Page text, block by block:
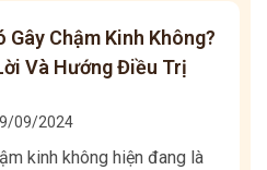
Gây Chậm Kinh Không?
Và Hướng Điều Trị
09/2024
kinh không hiện đang là